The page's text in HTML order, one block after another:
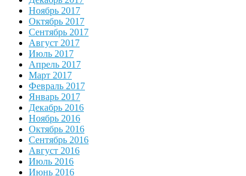
Ноябрь 2017
Октябрь 2017
Сентябрь 2017
Август 2017
Июль 2017
Апрель 2017
Март 2017
Февраль 2017
Январь 2017
Декабрь 2016
Ноябрь 2016
Октябрь 2016
Сентябрь 2016
Август 2016
Июль 2016
Июнь 2016